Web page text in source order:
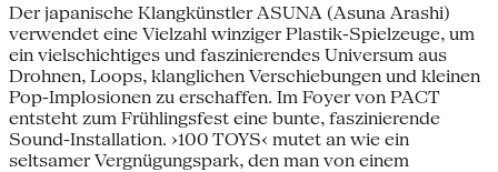
Der japanische Klangkünstler ASUNA (Asuna Arashi)
verwendet eine Vielzahl winziger Plastik-Spielzeuge, um
ein vielschichtiges und faszinierendes Universum aus
Drohnen, Loops, klanglichen Verschiebungen und kleinen
Pop-Implosionen zu erschaffen. Im Foyer von PACT
entsteht zum Frühlingsfest eine bunte, faszinierende
Sound-Installation. ›100 TOYS‹ mutet an wie ein
seltsamer Vergnügungspark, den man von einem